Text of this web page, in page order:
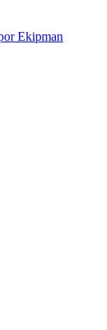
Ekipman